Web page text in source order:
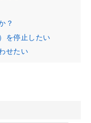
？
を停止したい
せたい